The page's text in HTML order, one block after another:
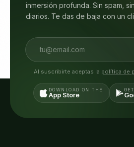
inmersión profunda. Sin spam,
diarios. Te das de baja con un
Al suscribirte aceptas la política de
DOWNLOAD ON THE
App Store